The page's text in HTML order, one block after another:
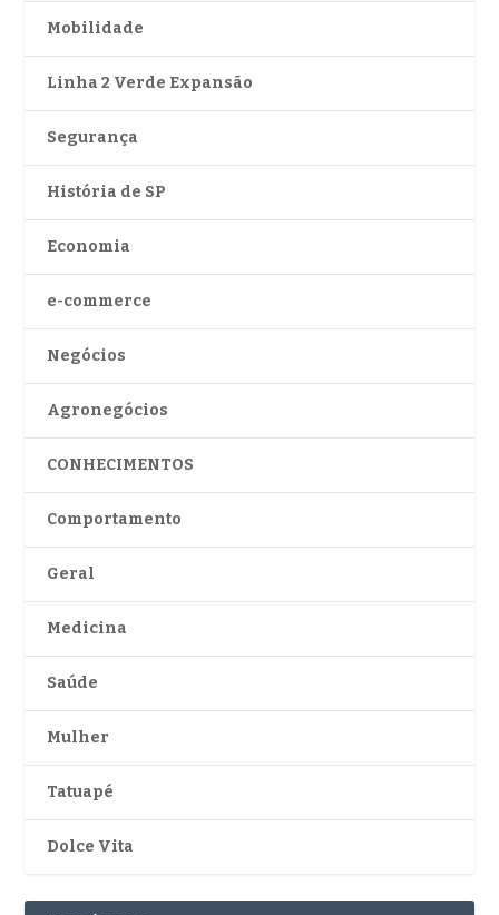
Mobilidade
Linha 2 Verde Expansão
Segurança
História de SP
Economia
e-commerce
Negócios
Agronegócios
CONHECIMENTOS
Comportamento
Geral
Medicina
Saúde
Mulher
Tatuapé
Dolce Vita